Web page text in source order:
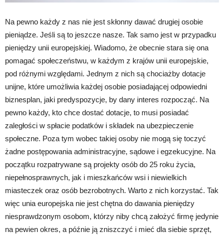
Na pewno każdy z nas nie jest skłonny dawać drugiej osobie
pieniądze. Jeśli są to jeszcze nasze. Tak samo jest w przypadku
pieniędzy unii europejskiej. Wiadomo, że obecnie stara się ona
pomagać społeczeństwu, w każdym z krajów unii europejskie,
pod różnymi względami. Jednym z nich są chociażby dotacje
unijne, które umożliwia każdej osobie posiadającej odpowiedni
biznesplan, jaki predyspozycje, by dany interes rozpocząć. Na
pewno każdy, kto chce dostać dotacje, to musi posiadać
zaległości w spłacie podatków i składek na ubezpieczenie
społeczne. Poza tym wobec takiej osoby nie mogą się toczyć
żadne postępowania administracyjne, sądowe i egzekucyjne. Na
początku rozpatrywane są projekty osób do 25 roku życia,
niepełnosprawnych, jak i mieszkańców wsi i niewielkich
miasteczek oraz osób bezrobotnych. Warto z nich korzystać. Tak
więc unia europejska nie jest chętna do dawania pieniędzy
niesprawdzonym osobom, którzy niby chcą założyć firmę jedynie
na pewien okres, a późnie ją zniszczyć i mieć dla siebie sprzęt,